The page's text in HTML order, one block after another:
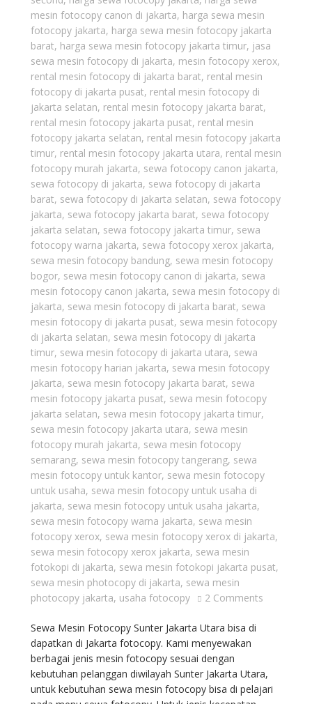
mesin fotocopy canon di jakarta, harga sewa mesin
fotocopy jakarta, harga sewa mesin fotocopy jakarta
barat, harga sewa mesin fotocopy jakarta timur, jasa
sewa mesin fotocopy di jakarta, mesin fotocopy xerox,
rental mesin fotocopy di jakarta barat, rental mesin
fotocopy di jakarta pusat, rental mesin fotocopy di
jakarta selatan, rental mesin fotocopy jakarta barat,
rental mesin fotocopy jakarta pusat, rental mesin
fotocopy jakarta selatan, rental mesin fotocopy jakarta
timur, rental mesin fotocopy jakarta utara, rental mesin
fotocopy murah jakarta, sewa fotocopy canon jakarta,
sewa fotocopy di jakarta, sewa fotocopy di jakarta
barat, sewa fotocopy di jakarta selatan, sewa fotocopy
jakarta, sewa fotocopy jakarta barat, sewa fotocopy
jakarta selatan, sewa fotocopy jakarta timur, sewa
fotocopy warna jakarta, sewa fotocopy xerox jakarta,
sewa mesin fotocopy bandung, sewa mesin fotocopy
bogor, sewa mesin fotocopy canon di jakarta, sewa
mesin fotocopy canon jakarta, sewa mesin fotocopy di
jakarta, sewa mesin fotocopy di jakarta barat, sewa
mesin fotocopy di jakarta pusat, sewa mesin fotocopy
di jakarta selatan, sewa mesin fotocopy di jakarta
timur, sewa mesin fotocopy di jakarta utara, sewa
mesin fotocopy harian jakarta, sewa mesin fotocopy
jakarta, sewa mesin fotocopy jakarta barat, sewa
mesin fotocopy jakarta pusat, sewa mesin fotocopy
jakarta selatan, sewa mesin fotocopy jakarta timur,
sewa mesin fotocopy jakarta utara, sewa mesin
fotocopy murah jakarta, sewa mesin fotocopy
semarang, sewa mesin fotocopy tangerang, sewa
mesin fotocopy untuk kantor, sewa mesin fotocopy
untuk usaha, sewa mesin fotocopy untuk usaha di
jakarta, sewa mesin fotocopy untuk usaha jakarta,
sewa mesin fotocopy warna jakarta, sewa mesin
fotocopy xerox, sewa mesin fotocopy xerox di jakarta,
sewa mesin fotocopy xerox jakarta, sewa mesin
fotokopi di jakarta, sewa mesin fotokopi jakarta pusat,
sewa mesin photocopy di jakarta, sewa mesin
photocopy jakarta, usaha fotocopy 2 Comments
Sewa Mesin Fotocopy Sunter Jakarta Utara bisa di
dapatkan di Jakarta fotocopy. Kami menyewakan
berbagai jenis mesin fotocopy sesuai dengan
kebutuhan pelanggan diwilayah Sunter Jakarta Utara,
untuk kebutuhan sewa mesin fotocopy bisa di pelajari